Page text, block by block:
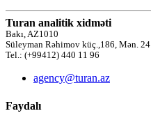
Turan analitik xidməti
Bakı, AZ1010
Süleyman Rəhimov küç.,186, Mən. 24
Tel.: (+99412) 440 11 96
agency@turan.az
Faydalı